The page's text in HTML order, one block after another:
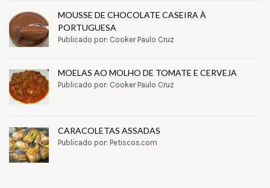
MOUSSE DE CHOCOLATE CASEIRA À
PORTUGUESA
Publicado por: Cooker Paulo Cruz
MOELAS AO MOLHO DE TOMATE E CERVEJA
Publicado por: Cooker Paulo Cruz
CARACOLETAS ASSADAS
Publicado por: Petiscos.com